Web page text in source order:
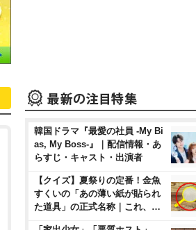
韓国ドラマ『最愛の社員 -My Bi
as, My Boss-』｜配信情報・あ
らすじ・キャスト・出演者
【クイズ】夏祭りの定番！金魚
すくいの「あの薄い紙が貼られ
た道具」の正式名称｜これ、…